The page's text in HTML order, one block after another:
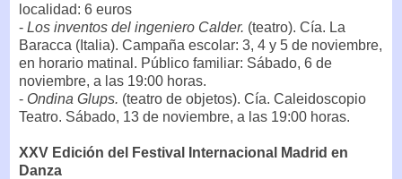
localidad: 6 euros
- Los inventos del ingeniero Calder. (teatro). Cía. La
Baracca (Italia). Campaña escolar: 3, 4 y 5 de noviembre,
en horario matinal. Público familiar: Sábado, 6 de
noviembre, a las 19:00 horas.
- Ondina Glups. (teatro de objetos). Cía. Caleidoscopio
Teatro. Sábado, 13 de noviembre, a las 19:00 horas.
XXV Edición del Festival Internacional Madrid en
Danza